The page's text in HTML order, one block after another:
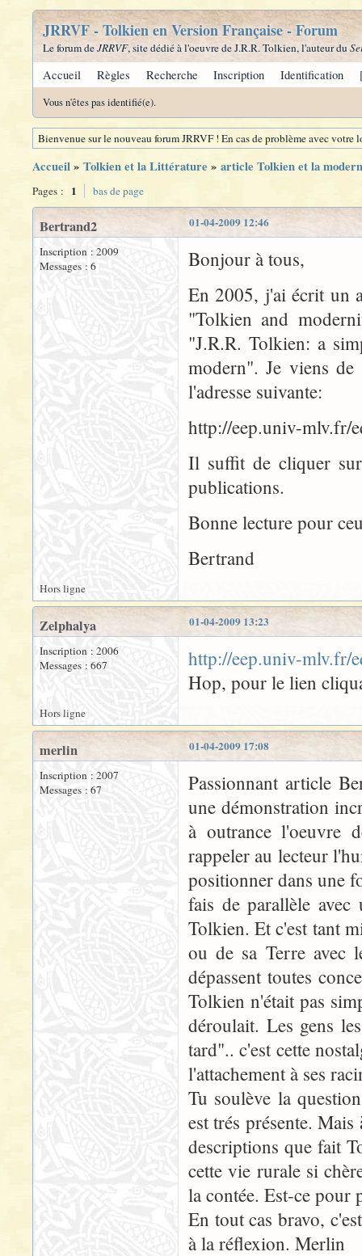
JRRVF - Tolkien en Version Française - Forum
Le forum deJRRVF, site dédié à l'oeuvre de J.R.R. Tolkien, l'auteur du
Accueil Règles Recherche Inscription Identification
Vous n'êtes pas identifié(e).
Bienvenue sur le nouveau forum JRRVF ! En cas de problème avec
Accueil» Tolkien et la Littérature » article Tolkien et la
Pages : 1 bas de page
01-04-2009 12:46
Bertrand2
Inscription : 2009
Messages : 6
Bonjour à tous,
En 2005, j'ai écrit un
"Tolkien and
"J.R.R. Tolkien: a
modern". Je viens
l'adresse suivante:
http://eep.univ-mlv.fr/
Il suffit de cliquer
publications.
Bonne lecture pour
Bertrand
Hors ligne
01-04-2009 13:23
Zelphalya
Inscription : 2006
Messages : 667
http://eep.univ-mlv.fr/
Hop, pour le lien
Hors ligne
01-04-2009 17:08
merlin
Inscription : 2007
Messages : 67
Passionnant article
une démonstration
à outrance l'oeuvre
rappeler au lecteur
positionner dans une
fais de parallèle
Tolkien. Et c'est tant
ou de sa Terre avec
dépassent toutes
Tolkien n'était pas
déroulait. Les gens
tard".. c'est cette
l'attachement à ses
Tu soulève la
est trés présente.
descriptions que fait
cette vie rurale si
la contée. Est-ce pour
En tout cas bravo,
à la réflexion. Merlin